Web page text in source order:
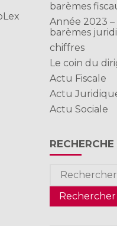
barèmes
Année 2023
barèmes
chiffres
Le coin du
Actu Fiscale
Actu
Actu Sociale
RECHERCHE
Rechercher :